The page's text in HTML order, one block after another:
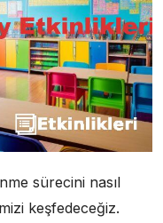
sürecini nasıl
keşfedeceğiz.